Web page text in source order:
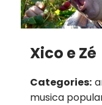
Xico e Zé
Categories:
musica